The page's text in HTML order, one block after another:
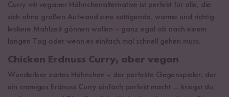
Curry mit veganer Hähnchenalternative ist perfekt für alle, die
sich ohne großen Aufwand eine sättigende, warme und richtig
leckere Mahlzeit gönnen wollen – ganz egal ob nach einem
langen Tag oder wenn es einfach mal schnell gehen muss.
Chicken Erdnuss Curry, aber vegan
Wunderbar zartes Hähnchen – der perfekte Gegenspieler, der
ein cremiges Erdnuss Curry einfach perfekt macht ... kriegst du,